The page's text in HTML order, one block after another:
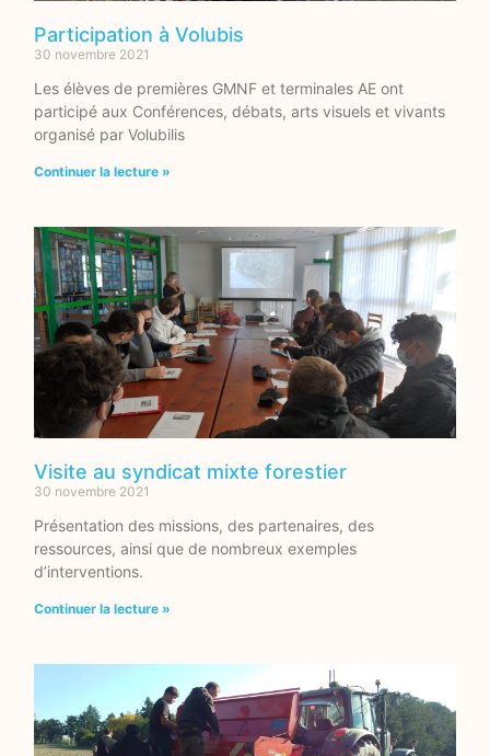
Participation à Volubis
30 novembre 2021
Les élèves de premières GMNF et terminales AE ont
participé aux Conférences, débats, arts visuels et vivants
organisé par Volubilis
Continuer la lecture »
Visite au syndicat mixte forestier
30 novembre 2021
Présentation des missions, des partenaires, des
ressources, ainsi que de nombreux exemples
d’interventions.
Continuer la lecture »